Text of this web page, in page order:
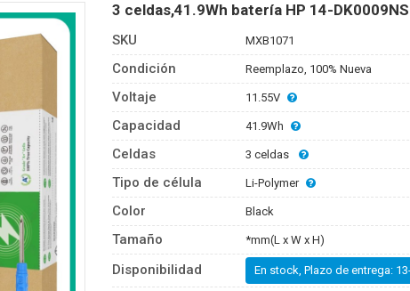
3 celdas,41.9Wh batería HP 14-
SKU MXB1071
Condición Reemplazo, 100% Nueva
Voltaje 11.55V
Capacidad 41.9Wh
Celdas 3 celdas
Tipo de célula Li-Polymer
Color Black
Tamaño *mm(L x W x H)
Disponibilidad En stock, Plazo de entrega: